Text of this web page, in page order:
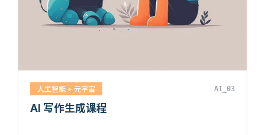
人工智能 + 元宇宙 AI_03
AI 写作生成课程